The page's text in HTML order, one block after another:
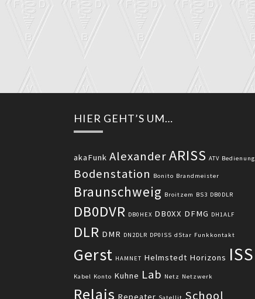
HIER GEHT’S UM…
akaFunk AlexanderARISS ATV Bedienung
Bodenstation Bonito Brandmeister
Braunschweig Broitzem BS3 DB0DLR
DB0DVR DB0HEX DB0XX DFMG DH1ALF
DLR DMR DN2DLR DP0ISS dStar Funkkontakt
Gerst HAMNET Helmstedt Horizons ISS
Kabel Konto Kuhne Lab Netz Netzwerk
Relais Repeater School